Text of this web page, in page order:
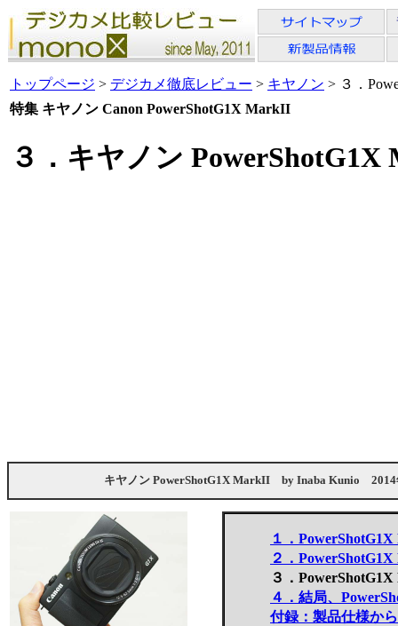
トップページ > デジカメ徹底レビュー > キヤノン > ３．
特集 キヤノン Canon PowerShotG1X MarkII
３．キヤノン
キヤノン PowerShotG1X MarkIIby Inaba Kunio
１．
２．
３．
４．結局、
付録：製品仕様か